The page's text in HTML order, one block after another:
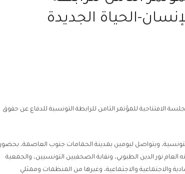
الحياة الجديدة
للمؤتمر الثامن للرابطة التونسية للدفاع عن حقوق
ويتواصل ليومين بمدينة الحمامات جنوب العاصمة، بحضور
نور الدين الطبوبي، ونقابة الصحفيين التونسيين، والجمعية
والاجتماعية والاجتماعية، وغيرها من المنظمات وممثلي